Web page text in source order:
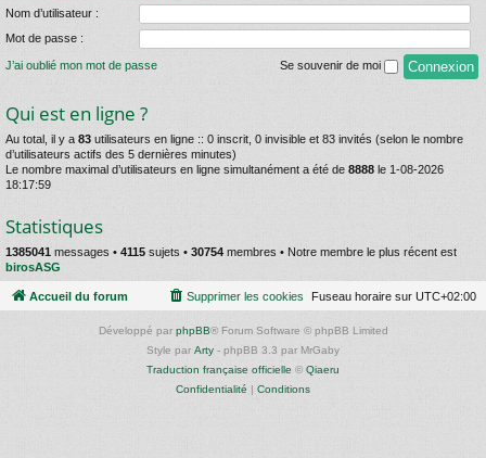
Nom d’utilisateur :
Mot de passe :
J’ai oublié mon mot de passe Se souvenir de moi
Qui est en ligne ?
Au total, il y a 83 utilisateurs en ligne :: 0 inscrit, 0 invisible et 83 invités (selon le nombre
d’utilisateurs actifs des 5 dernières minutes)
Le nombre maximal d’utilisateurs en ligne simultanément a été de 8888 le 1-08-2026
18:17:59
Statistiques
1385041 messages • 4115 sujets • 30754 membres • Notre membre le plus récent est
birosASG
Accueil du forum Fuseau horaire sur UTC+02:00
Supprimer les cookies
Développé par phpBB® Forum Software © phpBB Limited
Style par Arty - phpBB 3.3 par MrGaby
Traduction française officielle © Qiaeru
Confidentialité | Conditions